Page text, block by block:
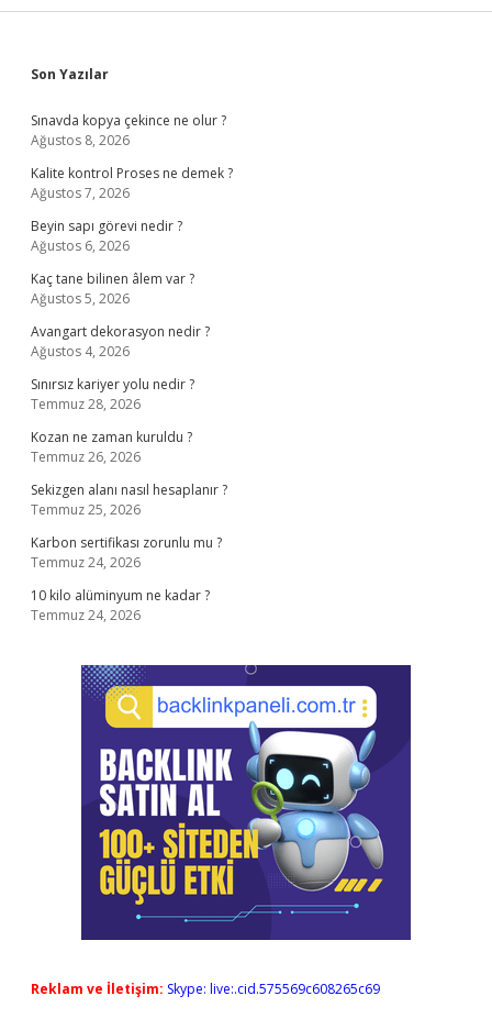
Sidebar
Son Yazılar
Sınavda kopya çekince ne olur ?
Ağustos 8, 2026
Kalite kontrol Proses ne demek ?
Ağustos 7, 2026
Beyin sapı görevi nedir ?
Ağustos 6, 2026
Kaç tane bilinen âlem var ?
Ağustos 5, 2026
Avangart dekorasyon nedir ?
Ağustos 4, 2026
Sınırsız kariyer yolu nedir ?
Temmuz 28, 2026
Kozan ne zaman kuruldu ?
Temmuz 26, 2026
Sekizgen alanı nasıl hesaplanır ?
Temmuz 25, 2026
Karbon sertifikası zorunlu mu ?
Temmuz 24, 2026
10 kilo alüminyum ne kadar ?
Temmuz 24, 2026
Reklam ve İletişim: Skype: live:.cid.575569c608265c69